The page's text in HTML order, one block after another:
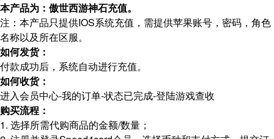
本产品为：傲世西游神石充值。
注：本产品只提供IOS系统充值，需提供苹果账号，密码，角色
名称以及所在区服。
如何发货：
付款成功后，系统自动进行充值。
如何收货：
进入会员中心-我的订单-状态已完成-登陆游戏查收
购买流程：
1. 选择所需代购商品的金额/数量；